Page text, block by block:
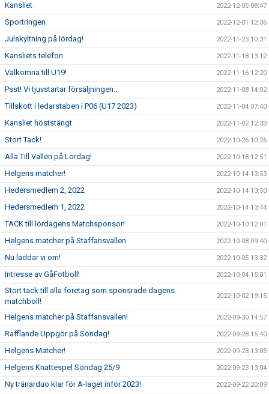
Kansliet 2022-12-05 08:47
Sportringen 2022-12-01 12:36
Julskyltning på lördag! 2022-11-23 10:31
Kansliets telefon 2022-11-18 13:12
Välkomna till U19! 2022-11-16 12:20
Psst! Vi tjuvstartar försäljningen... 2022-11-08 14:02
Tillskott i ledarstaben i P06 (U17 2023) 2022-11-04 07:40
Kansliet höststängt 2022-11-02 12:33
Stort Tack! 2022-10-26 10:26
Alla Till Vallen på Lördag! 2022-10-18 12:51
Helgens matcher! 2022-10-14 13:53
Hedersmedlem 2, 2022 2022-10-14 13:50
Hedersmedlem 1, 2022 2022-10-14 13:44
TACK till lördagens Matchsponsor! 2022-10-10 12:01
Helgens matcher på Staffansvallen 2022-10-08 09:40
Nu laddar vi om! 2022-10-05 13:32
Intresse av GåFotboll! 2022-10-04 15:01
Stort tack till alla företag som sponsrade dagens
matchboll!
2022-10-02 19:15
Helgens matcher på Staffansvallen! 2022-09-30 14:57
Rafflande Uppgör på Söndag! 2022-09-28 15:40
Helgens Matcher! 2022-09-23 13:05
Helgens Knattespel Söndag 25/9 2022-09-23 13:04
Ny tränarduo klar för A-laget inför 2023! 2022-09-22 20:09